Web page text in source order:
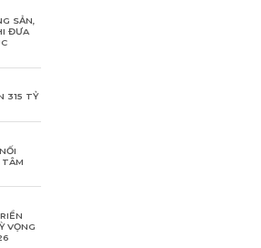
SẢN,
ĐƯA
315 TỶ
TÂM
VỌNG